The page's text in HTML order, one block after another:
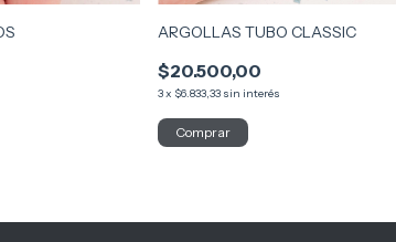
ARGOLLAS TUBO CLASSIC
$20.500,00
3x $6.833,33 sin interés